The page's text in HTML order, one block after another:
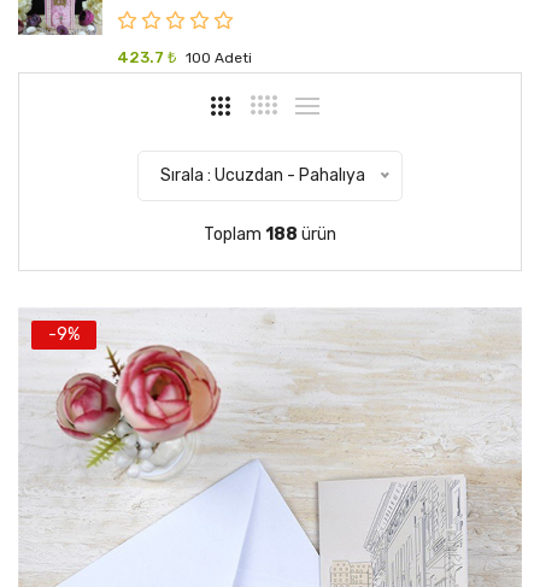
423.7 ₺ 100 Adeti
Sırala : Ucuzdan - Pahalıya
Toplam 188 ürün
-9%